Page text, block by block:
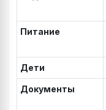
Питание
Дети
Документы